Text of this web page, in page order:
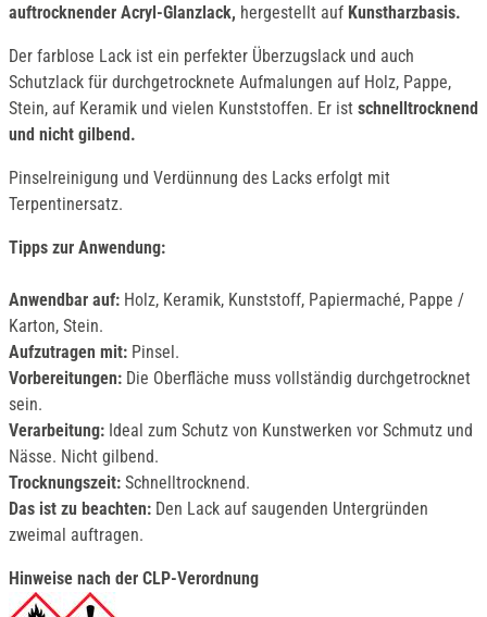
auftrocknender Acryl-Glanzlack, hergestellt auf Kunstharzbasis.
Der farblose Lack ist ein perfekter Überzugslack und auch
Schutzlack für durchgetrocknete Aufmalungen auf Holz, Pappe,
Stein, auf Keramik und vielen Kunststoffen. Er ist schnelltrocknend
und nicht gilbend.
Pinselreinigung und Verdünnung des Lacks erfolgt mit
Terpentinersatz.
Tipps zur Anwendung:
Anwendbar auf: Holz, Keramik, Kunststoff, Papiermaché, Pappe /
Karton, Stein.
Aufzutragen mit: Pinsel.
Vorbereitungen: Die Oberfläche muss vollständig durchgetrocknet
sein.
Verarbeitung: Ideal zum Schutz von Kunstwerken vor Schmutz und
Nässe. Nicht gilbend.
Trocknungszeit: Schnelltrocknend.
Das ist zu beachten: Den Lack auf saugenden Untergründen
zweimal auftragen.
Hinweise nach der CLP-Verordnung